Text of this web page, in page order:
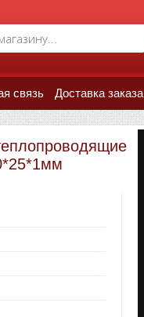
связь Доставка заказа